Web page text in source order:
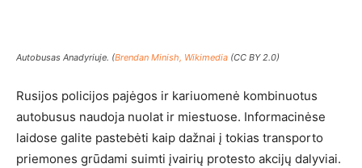
Autobusas Anadyriuje. (Brendan Minish, Wikimedia (CC BY 2.0)
Rusijos policijos pajėgos ir kariuomenė kombinuotus
autobusus naudoja nuolat ir miestuose. Informacinėse
laidose galite pastebėti kaip dažnai į tokias transporto
priemones grūdami suimti įvairių protesto akcijų dalyviai.